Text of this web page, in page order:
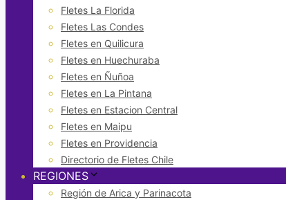
Fletes La Florida
Fletes Las Condes
Fletes en Quilicura
Fletes en Huechuraba
Fletes en Ñuñoa
Fletes en La Pintana
Fletes en Estacion Central
Fletes en Maipu
Fletes en Providencia
Directorio de Fletes Chile
REGIONES
Región de Arica y Parinacota